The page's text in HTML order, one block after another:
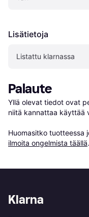
Lisätietoja
Listattu klarnassa
Palaute
Yllä olevat tiedot ovat
niitä kannattaa käyttää
Huomasitko tuotteessa
ilmoita ongelmista täällä.
Klarna